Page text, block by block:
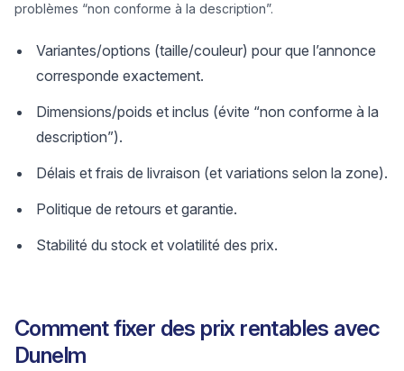
problèmes “non conforme à la description”.
Variantes/options (taille/couleur) pour que l’annonce
corresponde exactement.
Dimensions/poids et inclus (évite “non conforme à la
description”).
Délais et frais de livraison (et variations selon la zone).
Politique de retours et garantie.
Stabilité du stock et volatilité des prix.
Comment fixer des prix rentables avec
Dunelm